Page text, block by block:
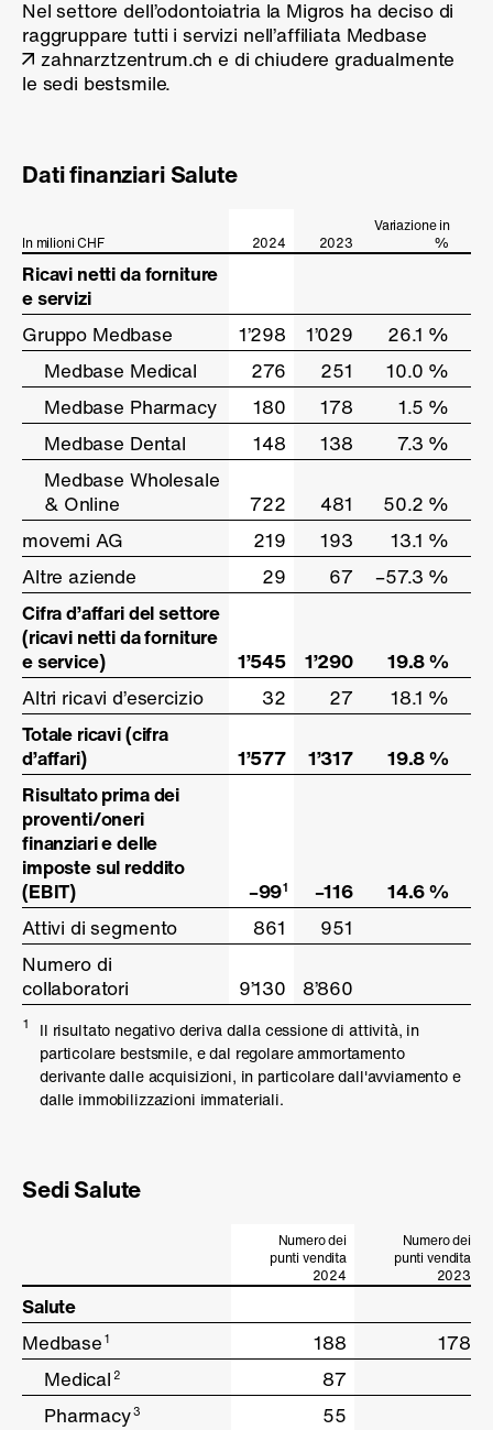
Nel settore dell’odontoiatria la Migros ha deciso di
raggruppare tutti i servizi nell’affiliata Medbase
zahnarztzentrum.ch e di chiudere gradualmente
le sedi bestsmile.
Dati finanziari Salute
In milioni CHF 2024 2023
Variazione in
%
Ricavi netti da forniture
e servizi
Gruppo Medbase
1’298 1’029
26.1 %
Medbase Medical
276 251
10.0 %
Medbase Pharmacy
180 178
1.5 %
Medbase Dental
148 138
7.3 %
Medbase Wholesale
& Online
722 481
50.2 %
movemi AG
219 193
13.1 %
Altre aziende
29 67
–57.3 %
Cifra d’affari del settore
(ricavi netti da forniture
e service)
1’545 1’290
19.8 %
Altri ricavi d’esercizio
32 27
18.1 %
Totale ricavi (cifra
d’affari)
1’577 1’317
19.8 %
Risultato prima dei
proventi/oneri
finanziari e delle
imposte sul reddito
(EBIT)
–991 –116
14.6 %
Attivi di segmento
861
951
Numero di
collaboratori
9’130 8’860
In milioni CHF
Ricavi netti da forniture
e servizi
Gruppo Medbase
Medbase Medical
Medbase Pharmacy
Medbase Dental
Medbase Wholesale
& Online
movemi AG
Altre aziende
Cifra d’affari del settore
(ricavi netti da forniture
e service)
Altri ricavi d’esercizio
Totale ricavi (cifra
d’affari)
Risultato prima dei
proventi/oneri
finanziari e delle
imposte sul reddito
(EBIT)
Attivi di segmento
Numero di
collaboratori
1
Il risultato negativo deriva dalla cessione di attività, in
particolare bestsmile, e dal regolare ammortamento
derivante dalle acquisizioni, in particolare dall'avviamento e
dalle immobilizzazioni immateriali.
Sedi Salute
Numero dei
punti vendita
2024
Numero dei
punti vendita
2023
Salute
Medbase1 188
178
Medical2
87
Pharmacy3
55
Salute
Medbase1
Medical2
Pharmacy3